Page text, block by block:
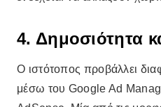
4. Δημοσιότητα
Ο ιστότοπος προβάλλει
μέσω του Google Ad